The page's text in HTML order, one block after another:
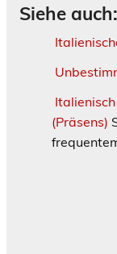
Siehe auch:
(Präsens)